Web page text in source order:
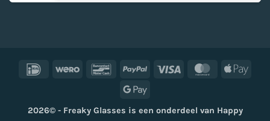
IDeal Wero BancontactPayPal Visa MasterCard
Google
2026© - Freaky Glasses is een onderdeel van Happy